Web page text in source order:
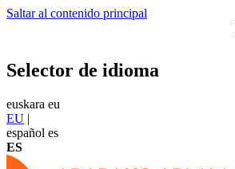
Saltar al contenido principal
Selector de idioma
euskara eu
EU |
español es
ES